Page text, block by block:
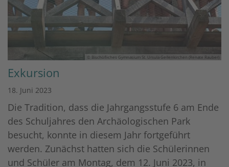
© Bischöfliches Gymnasium St. Ursula Geilenkirchen (Renate Rauber)
Exkursion
18. Juni 2023
Die Tradition, dass die Jahrgangsstufe 6 am Ende
des Schuljahres den Archäologischen Park
besucht, konnte in diesem Jahr fortgeführt
werden. Zunächst hatten sich die Schülerinnen
und Schüler am Montag, dem 12. Juni 2023, in